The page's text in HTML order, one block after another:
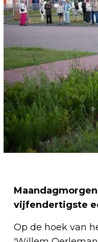
vijfendertigste
Op de hoek van